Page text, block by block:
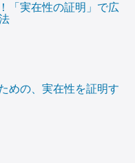
「実在性の証明」で広
めの、実在性を証明す